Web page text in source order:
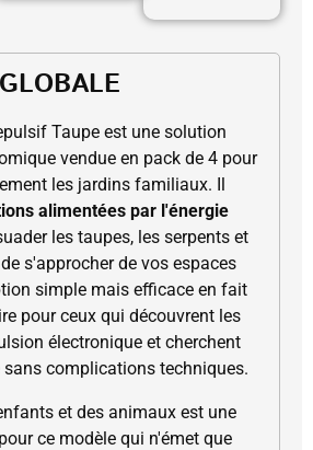
Taupe est une solution
vendue en pack de 4 pour
les jardins familiaux. Il
alimentées par l'énergie
les taupes, les serpents et
s'approcher de vos espaces
simple mais efficace en fait
pour ceux qui découvrent les
électronique et cherchent
complications techniques.
et des animaux est une
ce modèle qui n'émet que